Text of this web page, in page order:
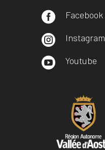
 Facebook
 Instagram
 Youtube